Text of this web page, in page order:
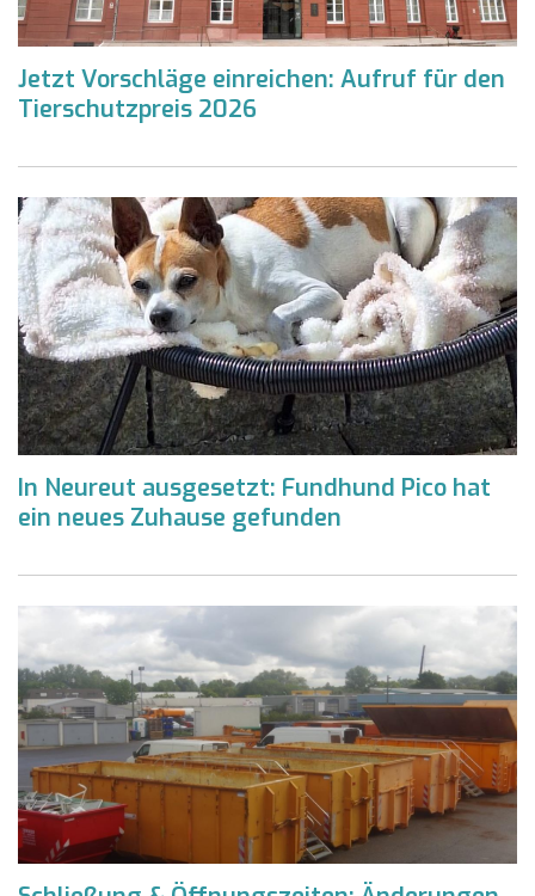
Jetzt Vorschläge einreichen: Aufruf für den
Tierschutzpreis 2026
In Neureut ausgesetzt: Fundhund Pico hat
ein neues Zuhause gefunden